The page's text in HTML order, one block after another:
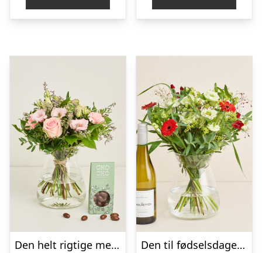
Den helt rigtige med flødechokolade mandler
Den til fødselsdagen med Les Amourettes, Sauvignon Blanc